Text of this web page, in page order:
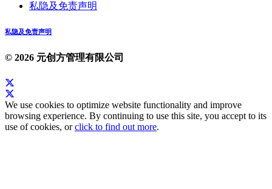
私隐及免责声明
私隐及免责声明
© 2026 元创方管理有限公司
We use cookies to optimize website functionality and improve
browsing experience. By continuing to use this site, you accept to its
use of cookies, orclick to find out more.